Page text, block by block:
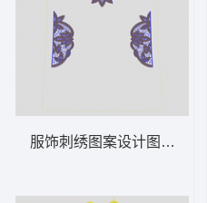
满幅服饰刺绣图案设计图 水溶领